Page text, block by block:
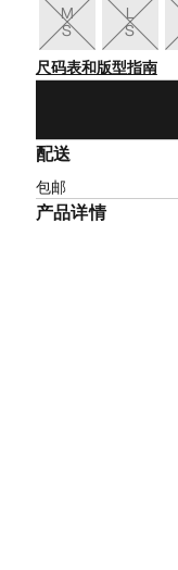
M
S
L
S
尺码表和版型指南
配送
包邮
产品详情